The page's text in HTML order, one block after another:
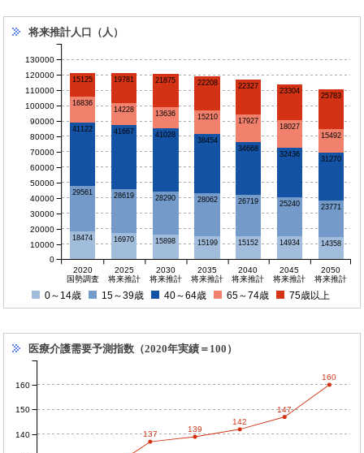
将来推計人口（人）
18474 16970 15898 15199 15152 14934 14358
29561 28619 28290 28062 26719 25240 23771
41122 41667 41028
38454
34668
32436
31270
16836
14228
13636 15210 17927
18027
15492
15125 19781 21875 22208 22327
23304
25783
2020
国勢調査
2025
将来推計
2030
将来推計
2035
将来推計
2040
将来推計
2045
将来推計
2050
将来推計
0
10000
20000
30000
40000
50000
60000
70000
80000
90000
100000
110000
120000
130000
0～14歳 15～39歳 40～64歳 65～74歳 75歳以上
医療介護需要予測指数（2020年実績＝100）
137
139
142
147
160
140
150
160